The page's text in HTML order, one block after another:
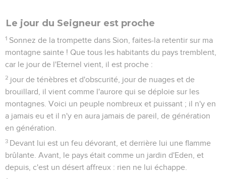
Le jour du Seigneur est proche
1 Sonnez de la trompette dans Sion, faites-la retentir sur ma
montagne sainte ! Que tous les habitants du pays tremblent,
car le jour de l'Eternel vient, il est proche :
2 jour de ténèbres et d'obscurité, jour de nuages et de
brouillard, il vient comme l'aurore qui se déploie sur les
montagnes. Voici un peuple nombreux et puissant ; il n'y en
a jamais eu et il n'y en aura jamais de pareil, de génération
en génération.
3 Devant lui est un feu dévorant, et derrière lui une flamme
brûlante. Avant, le pays était comme un jardin d'Eden, et
depuis, c'est un désert affreux : rien ne lui échappe.